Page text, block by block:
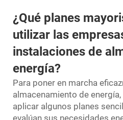
¿Qué planes
utilizar las
instalaciones de
energía?
Para poner en marcha
almacenamiento de
aplicar algunos planes
evalúan sus necesidades